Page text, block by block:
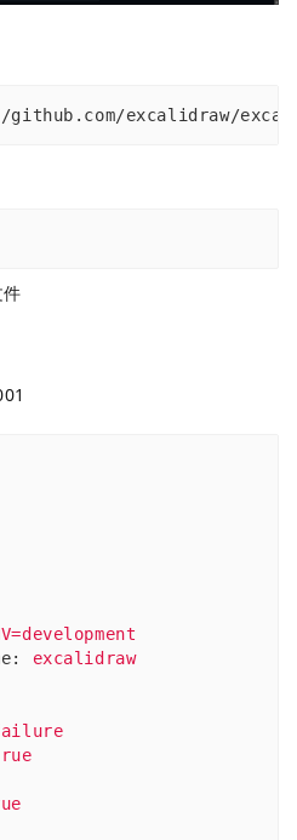
excalidraw/
: excalidraw